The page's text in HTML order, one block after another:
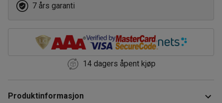
7 års garanti
14 dagers åpent kjøp
Produktinformasjon